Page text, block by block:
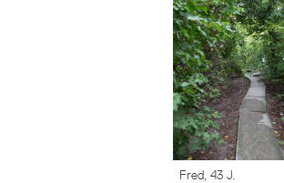
Fred, 43 J.